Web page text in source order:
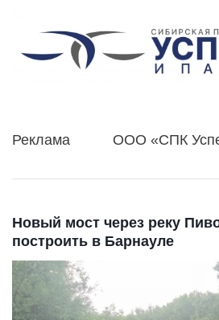
Реклама
ООО «СПК
Новый мост через реку
построить в Барнауле